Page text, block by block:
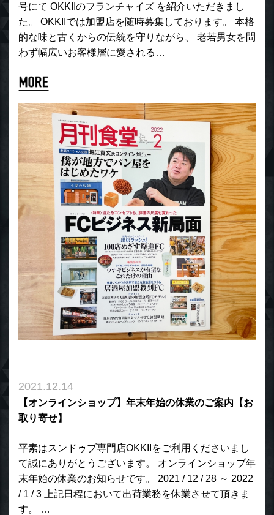
号にて OKKIIのフランチャイズ を紹介いただきまし
た。 OKKIIでは加盟店を随時募集しております。 本格
的な味と古くからの伝統を守りながら、 老若男女を問
わず幅広いお客様層に愛される…
2021.12.14
【オンラインショップ】年末年始の休業のご案内【お
取り寄せ】
平素はスンドゥブ専門店OKKIIをご利用くださいまし
て誠にありがとうございます。 オンラインショップ年
末年始の休業のお知らせです。 2021 / 12 / 28 ～ 2022
/ 1 / 3 上記日程において出荷業務を休業させて頂きま
す。 …